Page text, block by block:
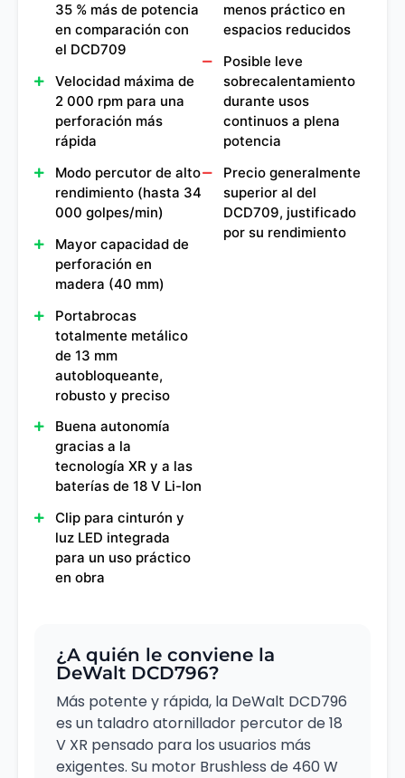
35 % más de potencia
en comparación con
el DCD709
Velocidad máxima de
2 000 rpm para una
perforación más
rápida
Modo percutor de alto
rendimiento (hasta 34
000 golpes/min)
Mayor capacidad de
perforación en
madera (40 mm)
Portabrocas
totalmente metálico
de 13 mm
autobloqueante,
robusto y preciso
Buena autonomía
gracias a la
tecnología XR y a las
baterías de 18 V Li-Ion
Clip para cinturón y
luz LED integrada
para un uso práctico
en obra
menos práctico en
espacios reducidos
Posible leve
sobrecalentamiento
durante usos
continuos a plena
potencia
Precio generalmente
superior al del
DCD709, justificado
por su rendimiento
¿A quién le conviene la
DeWalt DCD796?
Más potente y rápida, la DeWalt DCD796
es un taladro atornillador percutor de 18
V XR pensado para los usuarios más
exigentes. Su motor Brushless de 460 W